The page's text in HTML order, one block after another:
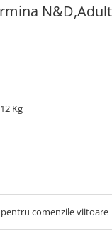
Kg
pentru comenzile viitoare